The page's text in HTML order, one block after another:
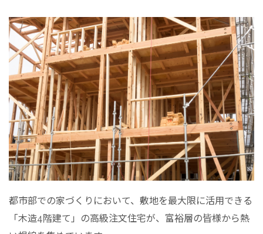
都市部での家づくりにおいて、敷地を最大限に活用できる
「木造4階建て」の高級注文住宅が、富裕層の皆様から熱